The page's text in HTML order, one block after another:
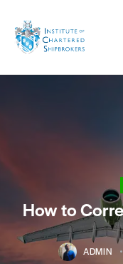
How to
ADMIN